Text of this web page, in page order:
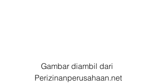
Gambar diambil dari
Perizinanperusahaan.net